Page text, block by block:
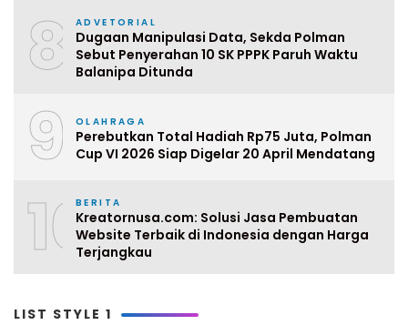
8 ADVETORIAL
Dugaan Manipulasi Data, Sekda Polman
Sebut Penyerahan 10 SK PPPK Paruh Waktu
Balanipa Ditunda
9 OLAHRAGA
Perebutkan Total Hadiah Rp75 Juta, Polman
Cup VI 2026 Siap Digelar 20 April Mendatang
10BERITA
Kreatornusa.com: Solusi Jasa Pembuatan
Website Terbaik di Indonesia dengan Harga
Terjangkau
LIST STYLE 1